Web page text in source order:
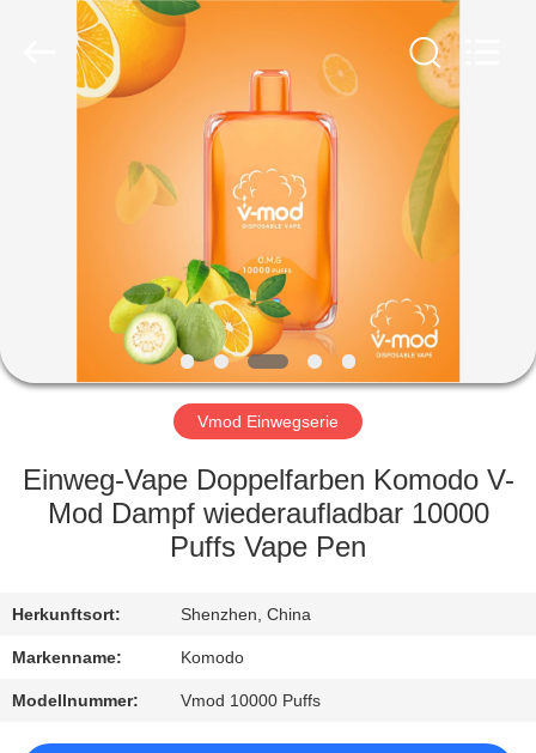
STARTSEITE
PRODUKTE
ÜBER
UNS
FABRIK
TOUR
NACHRICHTEN
Vmod Einwegserie
Einweg-Vape Doppelfarben Komodo V-
Mod Dampf wiederaufladbar 10000
Puffs Vape Pen
Herkunftsort: Shenzhen, China
Markenname: Komodo
Modellnummer: Vmod 10000 Puffs